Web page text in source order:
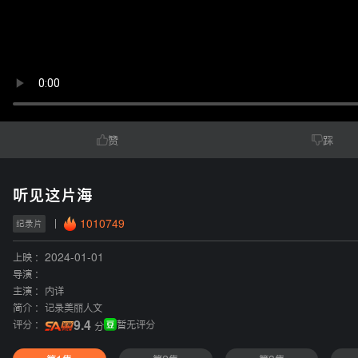
赞 踩
听见这片海
纪录片 1010749
上映 :
2024-01-01
导演 :
主演 :
内详
简介 :
记录美丽人文
评分 :
9.4 分 暂无评分